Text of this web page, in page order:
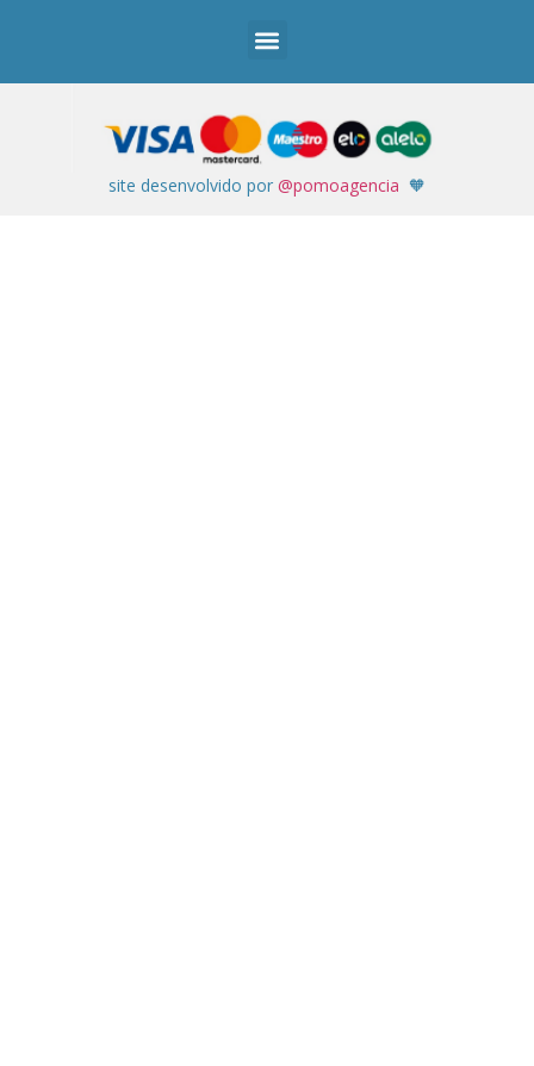
site desenvolvido por @pomoagencia 🧡